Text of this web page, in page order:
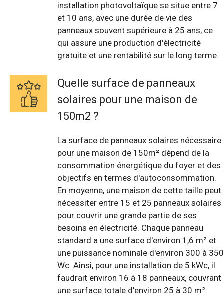
installation photovoltaïque se situe entre 7
et 10 ans, avec une durée de vie des
panneaux souvent supérieure à 25 ans, ce
qui assure une production d'électricité
gratuite et une rentabilité sur le long terme.
Quelle surface de panneaux
solaires pour une maison de
150m2 ?
La surface de panneaux solaires nécessaire
pour une maison de 150m² dépend de la
consommation énergétique du foyer et des
objectifs en termes d'autoconsommation.
En moyenne, une maison de cette taille peut
nécessiter entre 15 et 25 panneaux solaires
pour couvrir une grande partie de ses
besoins en électricité. Chaque panneau
standard a une surface d'environ 1,6 m² et
une puissance nominale d'environ 300 à 350
Wc. Ainsi, pour une installation de 5 kWc, il
faudrait environ 16 à 18 panneaux, couvrant
une surface totale d'environ 25 à 30 m².